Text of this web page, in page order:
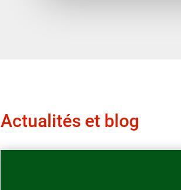
Actualités et blog